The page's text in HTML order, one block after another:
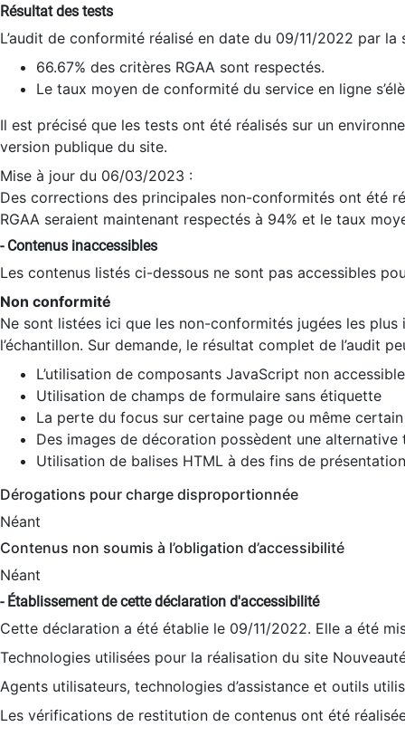
Résultat des tests
L’audit de conformité réalisé en date du 09/11/2022 par
66.67% des critères RGAA sont respectés.
Le taux moyen de conformité du service en ligne
Il est précisé que les tests ont été réalisés sur un
version publique du site.
Mise à jour du 06/03/2023 :
Des corrections des principales non-conformités ont été
RGAA seraient maintenant respectés à 94% et le taux
- Contenus inaccessibles
Les contenus listés ci-dessous ne sont pas accessibles
Non conformité
Ne sont listées ici que les non-conformités jugées les
l’échantillon. Sur demande, le résultat complet de l’audit
L’utilisation de composants JavaScript non
Utilisation de champs de formulaire sans étiquette
La perte du focus sur certaine page ou même
Des images de décoration possèdent une alternative
Utilisation de balises HTML à des fins de
Dérogations pour charge disproportionnée
Néant
Contenus non soumis à l’obligation d’accessibilité
Néant
- Établissement de cette déclaration d'accessibilité
Cette déclaration a été établie le 09/11/2022. Elle a été
Technologies utilisées pour la réalisation du site
Agents utilisateurs, technologies d’assistance et outils
Les vérifications de restitution de contenus ont été